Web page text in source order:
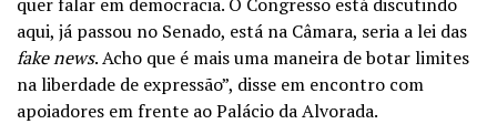
aqui, já passou no Senado, está na Câmara, seria a lei das
fake news. Acho que é mais uma maneira de botar limites
na liberdade de expressão”, disse em encontro com
apoiadores em frente ao Palácio da Alvorada.